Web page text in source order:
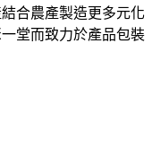
合農產製造更多元化
堂而致力於產品包裝